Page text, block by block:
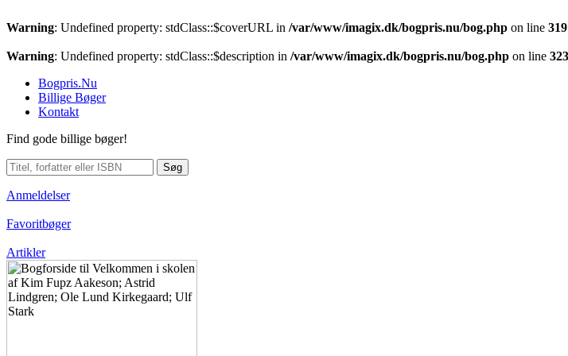
Warning: Undefined property: stdClass::$coverURL in /var/www/imagix.dk/bogpris.nu/bog.php on line 319
Warning: Undefined property: stdClass::$description in /var/www/imagix.dk/bogpris.nu/bog.php on line 323
Bogpris.Nu
Billige Bøger
Kontakt
Find gode billige bøger!
Søg
Anmeldelser
Favoritbøger
Artikler